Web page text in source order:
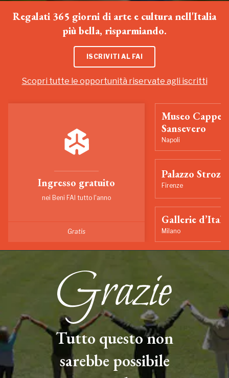
Regalati 365 giorni di arte e cultura nell'Italia
più bella, risparmiando.
ISCRIVITI AL FAI
Scopri tutte le opportunità riservate agli iscritti
Ingresso gratuito
nei Beni FAI tutto l'anno
Gratis
Museo
Sansevero
Napoli
Palazzo Strozzi
Firenze
Gallerie
Milano
Tutto questo non
sarebbe possibile